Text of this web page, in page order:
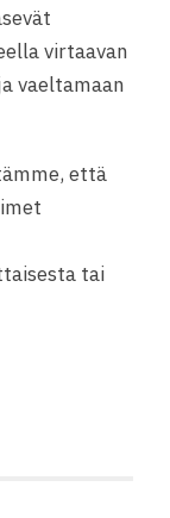
virtaavan
vaeltamaan
että
tai